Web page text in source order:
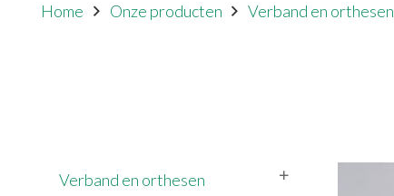
Home Onze producten Verband en orthesen
Verband en orthesen